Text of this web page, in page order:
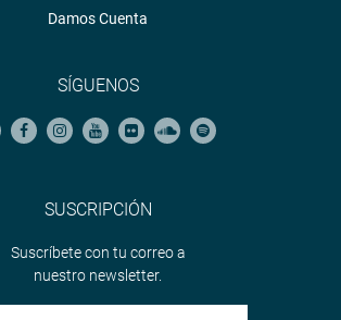
Damos Cuenta
SÍGUENOS
SUSCRIPCIÓN
Suscríbete con tu correo a
nuestro newsletter.